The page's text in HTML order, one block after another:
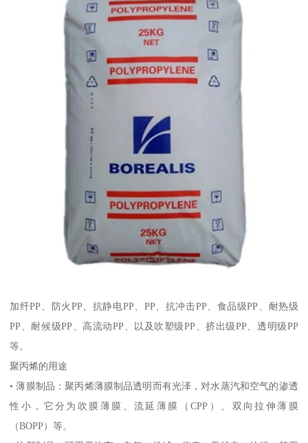
加纤PP 、防火 PP 、抗静电PP PP 、抗冲击PP 、食品级PP 、耐热级
PP 、耐候级PP 、高流动PP 、以及吹塑级PP 、挤出级PP 、透明级PP
等。
聚丙烯的用途
•薄膜制品：聚丙烯薄膜制品透明而有光泽，对水蒸汽和空气的渗透
性小，它分为吹膜薄膜、流延薄膜（CPP ）、双向拉伸薄膜
（BOPP ）等。